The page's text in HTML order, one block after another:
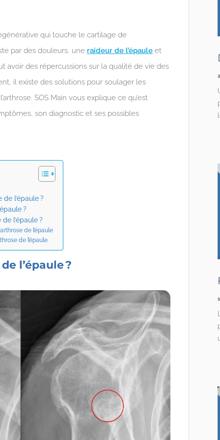
qui touche le cartilage de
par des douleurs, une raideur de l’épaule et
avoir des répercussions sur la qualité de vie des
il existe des solutions pour soulager les
SOS Main vous explique ce qu’est
son diagnostic et ses possibles
l’épaule ?
?
l’épaule ?
de l’épaule
de l’épaule
l’épaule ?